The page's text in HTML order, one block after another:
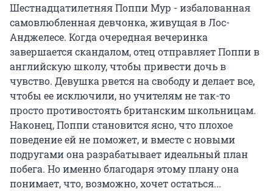
Шестнадцатилетняя Поппи Мур - избалованная
самовлюбленная девчонка, живущая в Лос-
Анджелесе. Когда очередная вечеринка
завершается скандалом, отец отправляет Поппи в
английскую школу, чтобы привести дочь в
чувство. Девушка рвется на свободу и делает все,
чтобы ее исключили, но учителям не так-то
просто противостоять британским школьницам.
Наконец, Поппи становится ясно, что плохое
поведение ей не поможет, и вместе с новыми
подругами она разрабатывает идеальный план
побега. Но именно благодаря этому плану она
понимает, что, возможно, хочет остаться...